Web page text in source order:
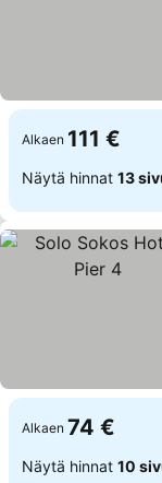
Alkaen 111 €
Näytä hinnat 13
Alkaen 74 €
Näytä hinnat 10